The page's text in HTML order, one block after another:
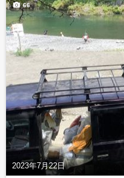
2023年7月22日
66